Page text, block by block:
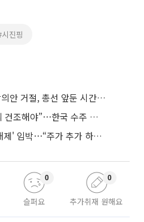
진핑
거절, 총선 앞둔 시간 끌기”
백악관 “전투함 등 4척 해외 건조해야”⋯한국 수주 기대
스페이스X 1차 '보호예수 해제' 임박⋯“주가 추가 하락 가능성”
슬퍼요
0
추가취재 원해요
0